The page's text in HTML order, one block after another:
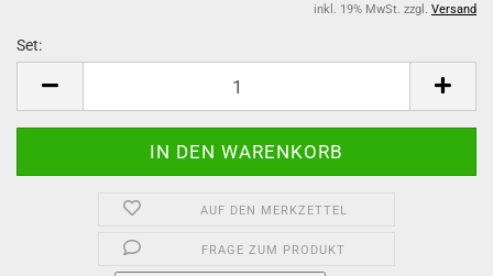
inkl. 19% MwSt. zzgl. Versand
Set:
AUF DEN MERKZETTEL
FRAGE ZUM PRODUKT